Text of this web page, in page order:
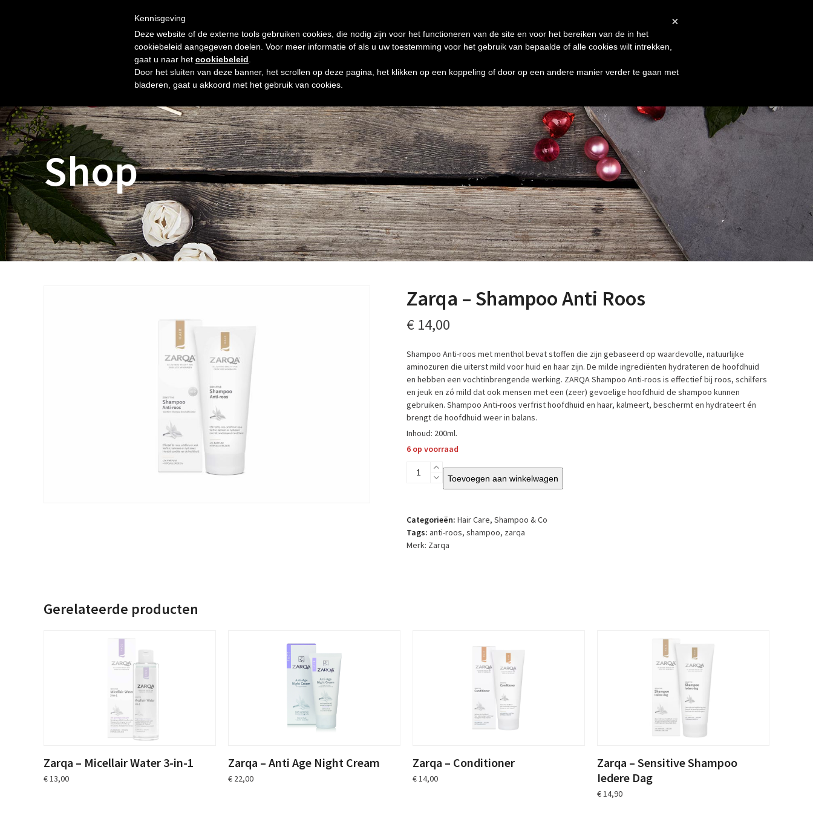
NIEUW OVER ONS
Shop
Zarqa – Shampoo Anti Roos
€ 14,00
Shampoo Anti-roos met menthol bevat stoffen die zijn gebaseerd op waardevolle, natuurlijke
aminozuren die uiterst mild voor huid en haar zijn. De milde ingrediënten hydrateren de hoofdhuid
en hebben een vochtinbrengende werking. ZARQA Shampoo Anti-roos is effectief bij roos, schilfers
en jeuk en zó mild dat ook mensen met een (zeer) gevoelige hoofdhuid de shampoo kunnen
gebruiken. Shampoo Anti-roos verfrist hoofdhuid en haar, kalmeert, beschermt en hydrateert én
brengt de hoofdhuid weer in balans.
Inhoud: 200ml.
6 op voorraad
Zarqa
Roos
aantal
Toevoegen aan winkelwagen
Categorieën: Hair Care, Shampoo & Co
Tags: anti-roos, shampoo, zarqa
Merk: Zarqa
Gerelateerde producten
Zarqa – Micellair Water 3-in-1
€13,00
Zarqa – Anti Age Night Cream
€ 22,00
Zarqa – Conditioner
€14,00
Zarqa – Sensitive Shampoo
Iedere Dag
€14,90
×
Kennisgeving
Deze website of de externe tools gebruiken cookies, die nodig zijn voor het functioneren van de site en voor het bereiken van de in het
cookiebeleid aangegeven doelen. Voor meer informatie of als u uw toestemming voor het gebruik van bepaalde of alle cookies wilt intrekken,
gaat u naar het cookiebeleid
Door het sluiten van deze banner, het scrollen op deze pagina, het klikken op een koppeling of door op een andere manier verder te gaan met
bladeren, gaat u akkoord met het gebruik van cookies.